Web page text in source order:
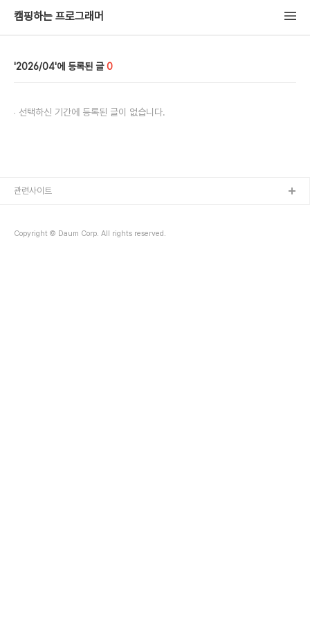
캠핑하는 프로그래머
2026/04 0
선택하신 기간에 등록된 글이 없습니다.
Copyright © Daum Corp. All rights reserved.
관련사이트